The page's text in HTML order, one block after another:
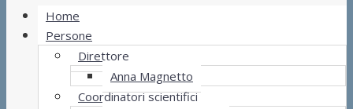
Home
Persone
Direttore
Anna Magnetto
Coordinatori scientifici